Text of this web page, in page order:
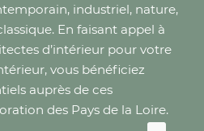
industriel, nature,
En faisant appel à
d’intérieur pour votre
vous bénéficiez
auprès de ces
des Pays de la Loire.